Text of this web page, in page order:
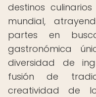
destinos
mundial,
partes en
gastronómica
diversidad de
fusión de
creatividad de